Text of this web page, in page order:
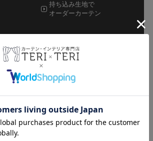
持ち込み生地で
オーダーカーテン
遮像レース
遮熱レース
セット
既製品カーテン